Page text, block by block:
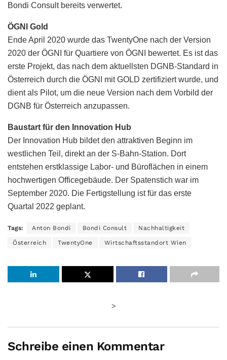
Bondi Consult bereits verwertet.
ÖGNI Gold
Ende April 2020 wurde das TwentyOne nach der Version
2020 der ÖGNI für Quartiere von ÖGNI bewertet. Es ist das
erste Projekt, das nach dem aktuellsten DGNB-Standard in
Österreich durch die ÖGNI mit GOLD zertifiziert wurde, und
dient als Pilot, um die neue Version nach dem Vorbild der
DGNB für Österreich anzupassen.
Baustart für den Innovation Hub
Der Innovation Hub bildet den attraktiven Beginn im
westlichen Teil, direkt an der S-Bahn-Station. Dort
entstehen erstklassige Labor- und Büroflächen in einem
hochwertigen Officegebäude. Der Spatenstich war im
September 2020. Die Fertigstellung ist für das erste
Quartal 2022 geplant.
Tags: Anton Bondi Bondi Consult Nachhaltigkeit
Österreich TwentyOne Wirtschaftsstandort Wien
>
Schreibe einen Kommentar